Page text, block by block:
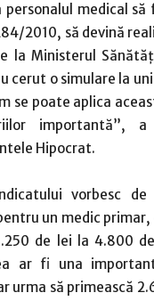
personalul medical
2010, să devină
la Ministerul
cerut o simulare la
se poate aplica
importantă”,
Hipocrat.
vorbesc
un medic primar,
de lei la 4.800
ar fi una
urma să primească